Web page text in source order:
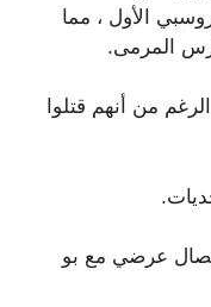
الأول ، مما
المرمى.
من أنهم قتلوا
عرضي مع بو